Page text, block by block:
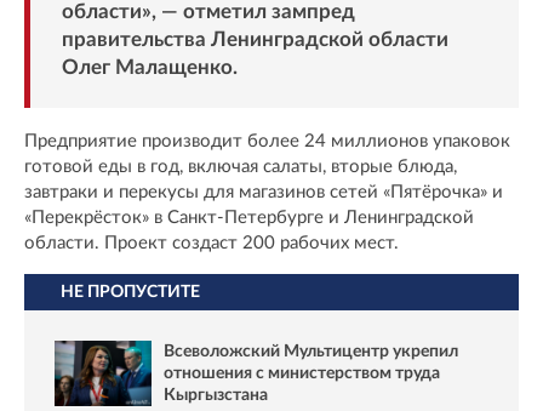
области», — отметил зампред
правительства Ленинградской области
Олег Малащенко.
Предприятие производит более 24 миллионов упаковок
готовой еды в год, включая салаты, вторые блюда,
завтраки и перекусы для магазинов сетей «Пятёрочка» и
«Перекрёсток» в Санкт-Петербурге и Ленинградской
области. Проект создаст 200 рабочих мест.
НЕ ПРОПУСТИТЕ
Всеволожский Мультицентр укрепил
отношения с министерством труда
Кыргызстана